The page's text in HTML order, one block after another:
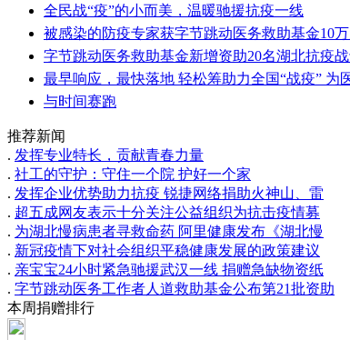
全民战“疫”的小而美，温暖驰援抗疫一线
被感染的防疫专家获字节跳动医务救助基金10
字节跳动医务救助基金新增资助20名湖北抗疫
最早响应，最快落地 轻松筹助力全国“战疫” 为
与时间赛跑
推荐新闻
. 发挥专业特长，贡献青春力量
. 社工的守护：守住一个院 护好一个家
. 发挥企业优势助力抗疫 锐捷网络捐助火神山、雷
. 超五成网友表示十分关注公益组织为抗击疫情募
. 为湖北慢病患者寻救命药 阿里健康发布《湖北慢
. 新冠疫情下对社会组织平稳健康发展的政策建议
. 亲宝宝24小时紧急驰援武汉一线 捐赠急缺物资纸
. 字节跳动医务工作者人道救助基金公布第21批资助
本周捐赠排行